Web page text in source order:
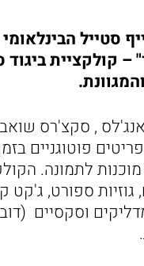
, סקצ'רס
פוטוגניים
לתמונה.
גוזיות ספורט,
וסקסיים